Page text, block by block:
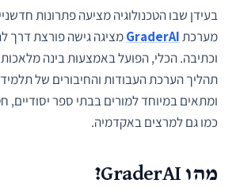
בעידן שבו הטכנולוגיה מציעה פתרונות
מערכתGraderAIמציגה גישה פורצת דרך
וכתיבה. הכלי, הפועל באמצעות בינה
תהליך הערכת העבודות והחיבורים של
ומתאים במיוחד למורים בבתי ספר יסודיים,
כמו גם למרצים באקדמיה.
מהו GraderAI?